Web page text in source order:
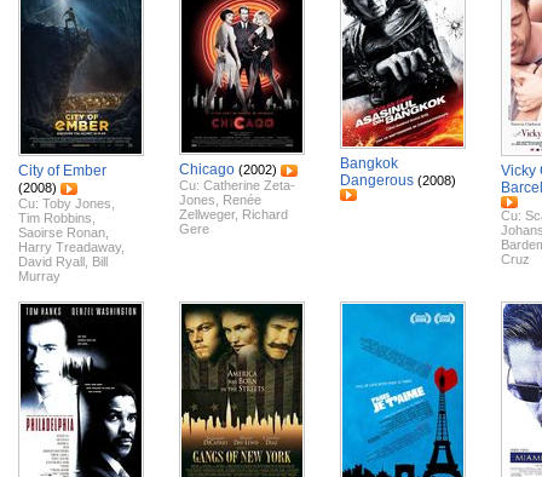
City of Ember
(2008)
Cu: Toby Jones
Tim Robbins
Saoirse Ronan
Harry Treadaway,
David Ryall Bill
Murray
Chicago (2002)
Cu: Catherine Zeta-
Jones
Renée
Zellweger, Richard
Gere
Bangkok
Dangerous (2008)
Vicky
Cu:
Cruz